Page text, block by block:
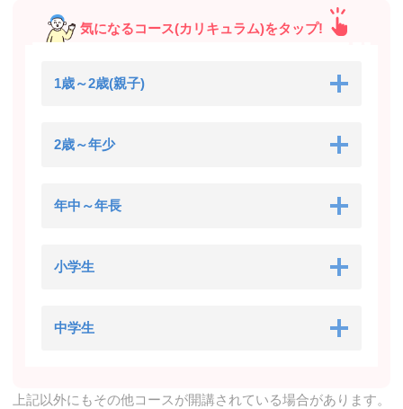
気になるコース(カリキュラム)をタップ!
1歳～2歳(親子)
2歳～年少
年中～年長
小学生
中学生
上記以外にもその他コースが開講されている場合があります。